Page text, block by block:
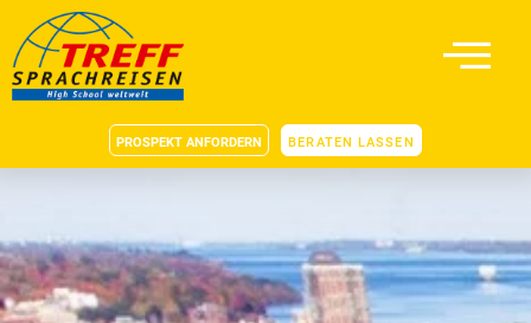
PROSPEKT ANFORDERN BERATEN LASSEN